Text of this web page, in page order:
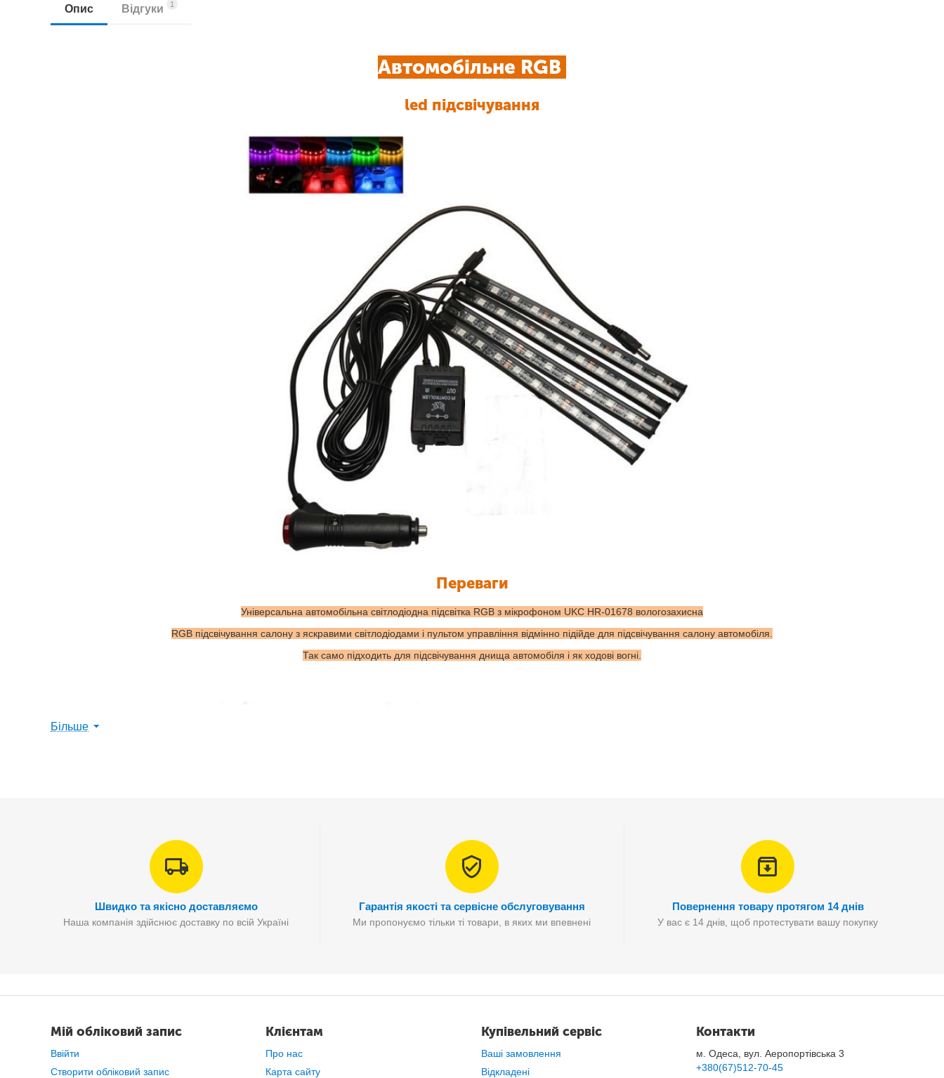
Опис Відгуки 1
Автомобільне RGB
led підсвічування
Переваги
Універсальна автомобільна світлодіодна підсвітка RGB з мікрофоном UKC HR-01678 вологозахисна
RGB підсвічування салону з яскравими світлодіодами і пультом управління відмінно підійде для підсвічування салону автомобіля.
Так само підходить для підсвічування днища автомобіля і як ходові вогні.
Більше
Швидко та якісно доставляємо
Наша компанія здійснює доставку по всій Україні
Гарантія якості та сервісне обслуговування
Ми пропонуємо тільки ті товари, в яких ми впевнені
Повернення товару протягом 14 днів
У вас є 14 днів, щоб протестувати вашу покупку
Мій обліковий запис
Ввійти
Створити обліковий запис
Клієнтам
Про нас
Карта сайту
Купівельний сервіс
Ваші замовлення
Відкладені
Контакти
м. Одеса, вул. Аеропортівська 3
+380(67)512-70-45